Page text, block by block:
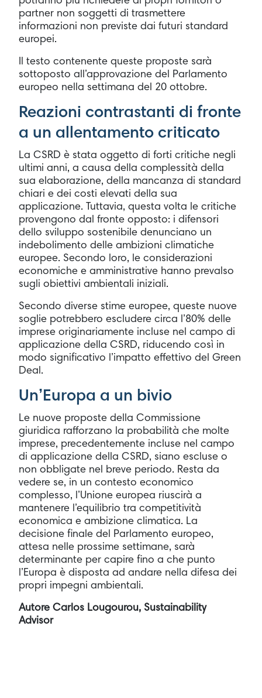
partner non soggetti di trasmettere
informazioni non previste dai futuri standard
europei.
Il testo contenente queste proposte sarà
sottoposto all’approvazione del Parlamento
europeo nella settimana del 20 ottobre.
Reazioni contrastanti di fronte
a un allentamento criticato
La CSRD è stata oggetto di forti critiche negli
ultimi anni, a causa della complessità della
sua elaborazione, della mancanza di standard
chiari e dei costi elevati della sua
applicazione. Tuttavia, questa volta le critiche
provengono dal fronte opposto: i difensori
dello sviluppo sostenibile denunciano un
indebolimento delle ambizioni climatiche
europee. Secondo loro, le considerazioni
economiche e amministrative hanno prevalso
sugli obiettivi ambientali iniziali.
Secondo diverse stime europee, queste nuove
soglie potrebbero escludere circa l’80% delle
imprese originariamente incluse nel campo di
applicazione della CSRD, riducendo così in
modo significativo l’impatto effettivo del Green
Deal.
Un’Europa a un bivio
Le nuove proposte della Commissione
giuridica rafforzano la probabilità che molte
imprese, precedentemente incluse nel campo
di applicazione della CSRD, siano escluse o
non obbligate nel breve periodo. Resta da
vedere se, in un contesto economico
complesso, l’Unione europea riuscirà a
mantenere l’equilibrio tra competitività
economica e ambizione climatica. La
decisione finale del Parlamento europeo,
attesa nelle prossime settimane, sarà
determinante per capire fino a che punto
l’Europa è disposta ad andare nella difesa dei
propri impegni ambientali.
Autore Carlos Lougourou, Sustainability
Advisor